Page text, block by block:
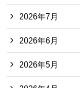
2026年7月
2026年6月
2026年5月